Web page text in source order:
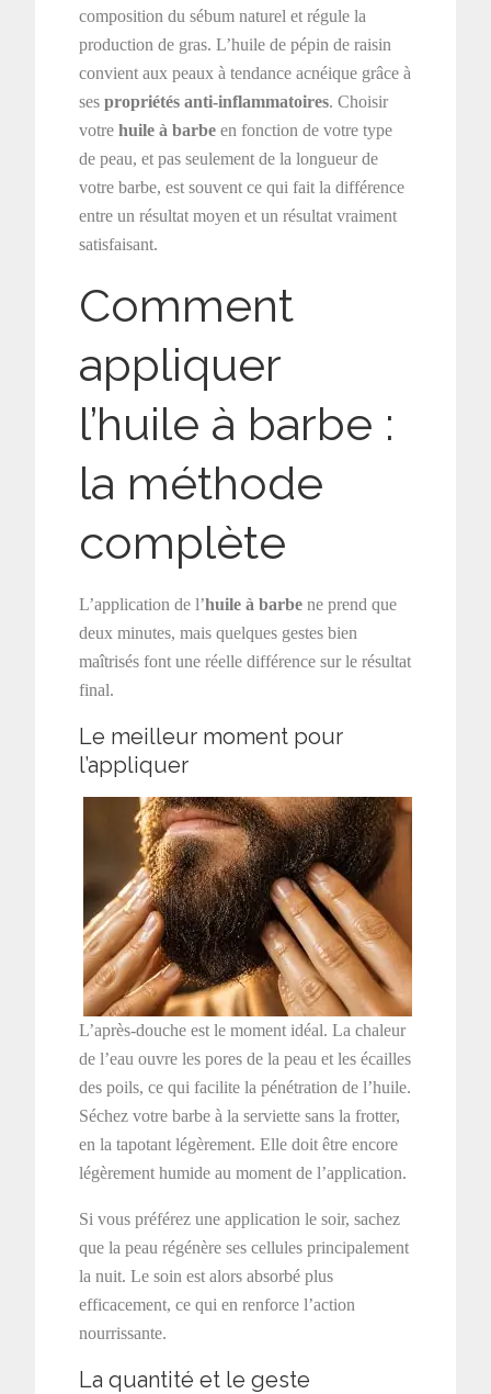
composition du sébum naturel et régule la
production de gras. L’huile de pépin de raisin
convient aux peaux à tendance acnéique grâce à
sespropriétés anti-inflammatoires. Choisir
votrehuile à barbe en fonction de votre type
de peau, et pas seulement de la longueur de
votre barbe, est souvent ce qui fait la différence
entre un résultat moyen et un résultat vraiment
satisfaisant.
Comment
appliquer
l’huile à barbe :
la méthode
complète
L’application de l’huile à barbe ne prend que
deux minutes, mais quelques gestes bien
maîtrisés font une réelle différence sur le résultat
final.
Le meilleur moment pour
l’appliquer
L’après-douche est le moment idéal. La chaleur
de l’eau ouvre les pores de la peau et les écailles
des poils, ce qui facilite la pénétration de l’huile.
Séchez votre barbe à la serviette sans la frotter,
en la tapotant légèrement. Elle doit être encore
légèrement humide au moment de l’application.
Si vous préférez une application le soir, sachez
que la peau régénère ses cellules principalement
la nuit. Le soin est alors absorbé plus
efficacement, ce qui en renforce l’action
nourrissante.
La quantité et le geste